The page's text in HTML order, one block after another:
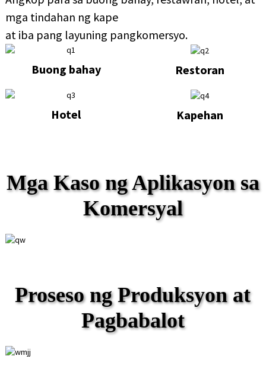
mga tindahan ng kape
at iba pang layuning pangkomersyo.
Buong bahay Restoran
Hotel Kapehan
Mga Kaso ng Aplikasyon sa
Komersyal
Proseso ng Produksyon at
Pagbabalot